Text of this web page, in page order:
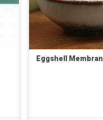
Eggshell